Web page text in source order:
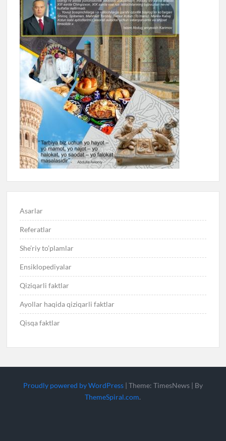
Asarlar
Referatlar
She’riy to’plamlar
Ensiklopediyalar
Qiziqarli faktlar
Ayollar haqida qiziqarli faktlar
Qisqa faktlar
Proudly powered by WordPress | Theme: TimesNews | By
ThemeSpiral.com.